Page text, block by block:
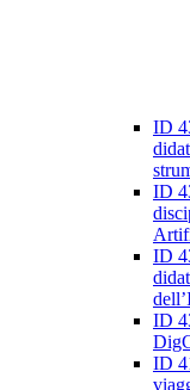
ID
ID
ID
ID
ID